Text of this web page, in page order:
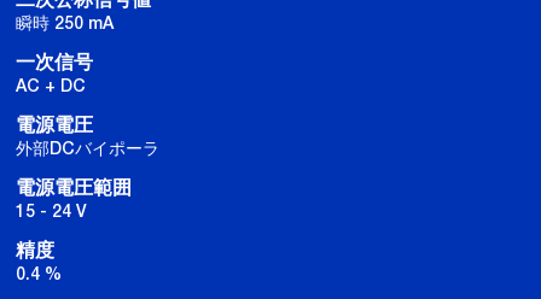
瞬時 250 mA
一次信号
AC + DC
電源電圧
外部DCバイポーラ
電源電圧範囲
15 - 24 V
精度
0.4 %